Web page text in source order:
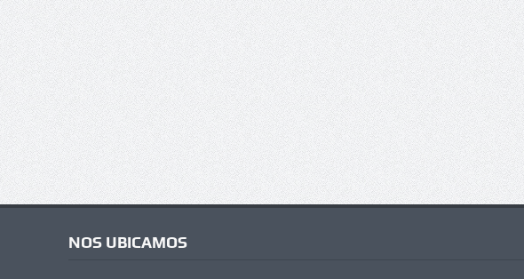
NOS UBICAMOS